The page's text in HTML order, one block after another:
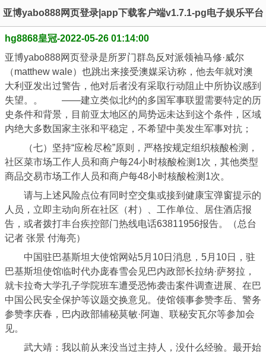
亚博yabo888网页登录|app下载客户端v1.7.1-pg电子娱乐平台
hg8868皇冠-2022-05-26 01:14:00
亚博yabo888网页登录是所罗门群岛反对派领袖马修·威尔
（matthew wale）也跳出来接受澳媒采访称，他去年就对澳
大利亚发出过警告，他对后者没有采取行动阻止中所协议感到
失望。。 ——建立类似北约的多国军事联盟需要特定的历
史条件和背景，目前亚太地区的局势远未达到这个条件，区域
内绝大多数国家主张和平稳定，不希望中美发生军事对抗；
（七）坚持“应检尽检”原则，严格按规定组织核酸检测，
社区菜市场工作人员和商户每24小时核酸检测1次，其他类型
商品交易市场工作人员和商户每48小时核酸检测1次。
请与上述风险点位有同时空交集或接到健康宝弹窗提示的
人员，立即主动向所在社区（村）、工作单位、居住酒店报
告，或者拨打丰台疾控部门热线电话63811956报告。（总台
记者 张景 付海亮）
中国驻巴基斯坦大使馆网站5月10日消息，5月10日，驻
巴基斯坦使馆临时代办庞春雪会见巴内政部长拉纳·萨努拉，
就卡拉奇大学孔子学院班车遭受恐怖袭击案件调查进展、在巴
中国公民安全保护等议题交换意见。使馆领事参赞李岳、警务
参赞李庆春，巴内政部辅秘莫敏·阿迦、联秘安瓦尔等参加会
见。
武大靖：我以前从来没当过主持人，没什么经验。最开始